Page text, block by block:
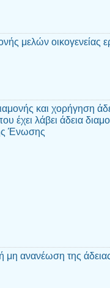
μελών οικογενείας
και χορήγηση
έχει λάβει άδεια
Ένωσης
ανανέωση της